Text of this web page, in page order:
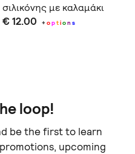
σιλικόνης με καλαμάκι
€ 12.00 +option s
loop!
be the first to learn
upcoming